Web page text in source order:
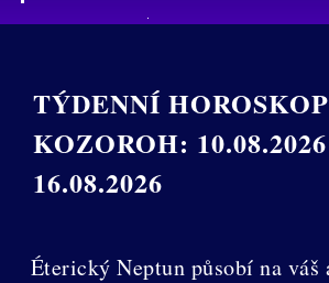
TÝDENNÍ HOROSKOP
KOZOROH:
16.08.2026
Éterický Neptun působí na váš